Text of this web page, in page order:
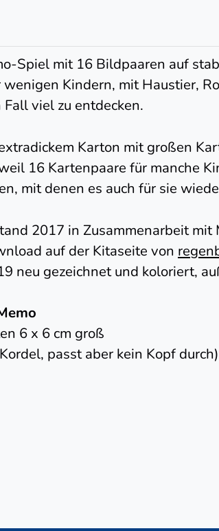
Spiel mit 16 Bildpaaren auf
Kindern, mit Haustier,
viel zu entdecken.
Karton mit großen
16 Kartenpaare für manche
mit denen es auch für sie
2017 in Zusammenarbeit
auf der Kitaseite von
neu gezeichnet und koloriert,
6 x 6 cm groß
passt aber kein Kopf durch)